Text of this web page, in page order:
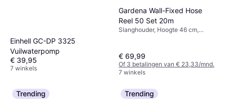
Einhell GC-DP 3325
Vuilwaterpomp
€ 39,95
7 winkels
Gardena Wall-Fixed Hose
Reel 50 Set 20m
Slanghouder, Hoogte 46 cm,
€ 69,99
Of 3 betalingen van € 23,33/mnd.
7 winkels
Trending Trending